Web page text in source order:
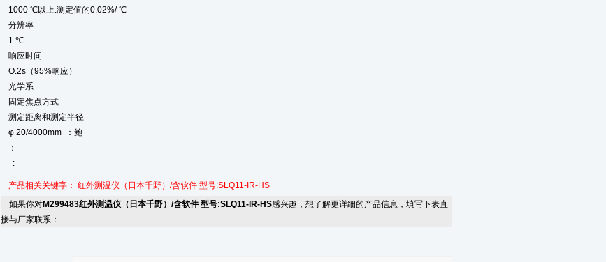
1000 ℃以上:测定值的0.02%/ ℃
分辨率
1 ℃
响应时间
O.2s（95%响应）
光学系
固定焦点方式
测定距离和测定半径
φ 20/4000mm ：鲍
：
:
产品相关关键字： 红外测温仪（日本千野）/含软件 型号:SLQ11-IR-HS
如果你对M299483红外测温仪（日本千野）/含软件 型号:SLQ11-IR-HS感兴趣，想了解更详细的产品信息，填写下表直
接与厂家联系：